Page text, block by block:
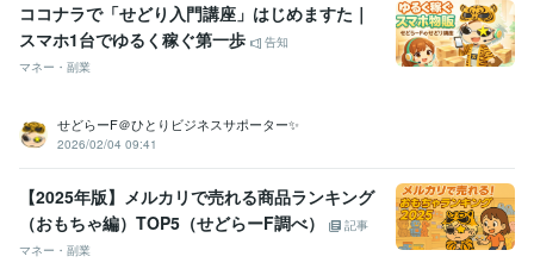
ココナラで「せどり入門講座」はじめますた｜
スマホ1台でゆるく稼ぐ第一歩
告知
マネー・副業
せどらーF＠ひとりビジネスサポーター✨
2026/02/04 09:41
【2025年版】メルカリで売れる商品ランキング
（おもちゃ編）TOP5（せどらーF調べ）
記事
マネー・副業